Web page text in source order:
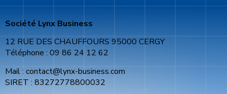
Société Lynx Business
12 RUE DES CHAUFFOURS 95000 CERGY
Téléphone : 09 86 24 12 62
Mail : contact@lynx-business.com
SIRET : 83272778800032